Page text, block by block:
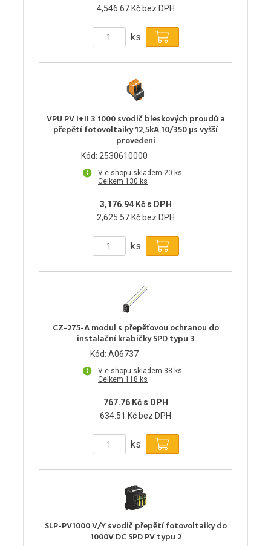
4,546.67 Kč bez DPH
ks
VPU PV I+II 3 1000 svodič bleskových proudů a
přepětí fotovoltaiky 12,5kA 10/350 µs vyšší
provedení
Kód: 2530610000
V e-shopu skladem 20 ks
Celkem 130 ks
3,176.94 Kč s DPH
2,625.57 Kč bez DPH
ks
CZ-275-A modul s přepěťovou ochranou do
instalační krabičky SPD typu 3
Kód: A06737
V e-shopu skladem 38 ks
Celkem 118 ks
767.76 Kč s DPH
634.51 Kč bez DPH
ks
SLP-PV1000 V/Y svodič přepětí fotovoltaiky do
1000V DC SPD PV typu 2